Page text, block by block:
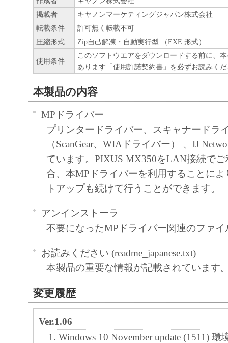
掲載者
キヤノンマーケティングジャパン株式会社
転載条件
許可無く転載不可
圧縮形式
Zip自己解凍・自動実行型 （EXE 形式）
使用条件
このソフトウエアをダウンロードする前に、
あります「使用許諾契約書」を必ずお読みく
本製品の内容
MPドライバー
プリンタードライバー、スキャナードラ
（ScanGear、WIAドライバー） 、IJ
ています。PIXUS MX350をLAN接続で
合、本MPドライバーを利用することに
トアップも続けて行うことができます。
アンインストーラ
不要になったMPドライバー関連のファ
お読みください (readme_japanese.txt)
本製品の重要な情報が記載されています
変更履歴
Ver.1.06
Windows 10 November update (1511) 環